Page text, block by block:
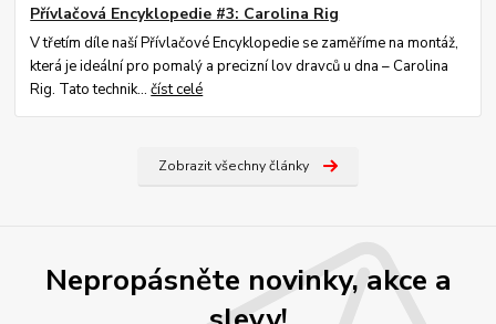
Přívlačová Encyklopedie #3: Carolina Rig
V třetím díle naší Přívlačové Encyklopedie se zaměříme na montáž,
která je ideální pro pomalý a precizní lov dravců u dna – Carolina
Rig. Tato technik...číst celé
Zobrazit všechny články
Nepropásněte novinky, akce a